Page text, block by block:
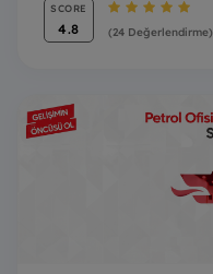
SCORE
4.8 (24 Değerlendirme)